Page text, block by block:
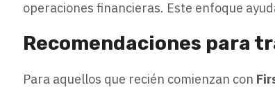
operaciones financieras. Este enfoque
Recomendaciones para
Para aquellos que recién comienzan con